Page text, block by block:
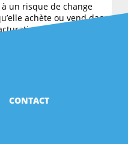
un risque de change
achète ou vend dans
qui n’est pas la
elle tient sa
CONTACT